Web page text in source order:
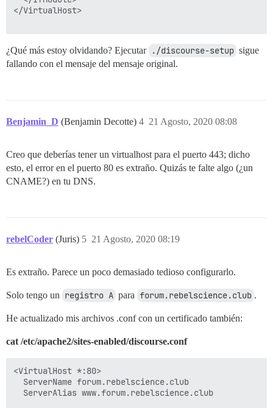
</VirtualHost>
¿Qué más estoy olvidando? Ejecutar ./discourse-setup sigue
fallando con el mensaje del mensaje original.
Benjamin_D (Benjamin Decotte) 21 Agosto, 2020 08:08
4
Creo que deberías tener un virtualhost para el puerto 443; dicho
esto, el error en el puerto 80 es extraño. Quizás te falte algo (¿un
CNAME?) en tu DNS.
rebelCoder (Juris) 21 Agosto, 2020 08:19
5
Es extraño. Parece un poco demasiado tedioso configurarlo.
Solo tengo un registro A para forum.rebelscience.club .
He actualizado mis archivos .conf con un certificado también:
cat /etc/apache2/sites-enabled/discourse.conf
<VirtualHost *:80>
  ServerName forum.rebelscience.club
  ServerAlias www.forum.rebelscience.club